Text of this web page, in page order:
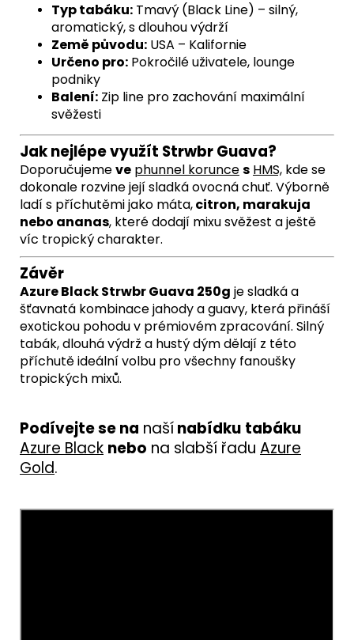
Typ tabáku: Tmavý (Black Line) – silný,
aromatický, s dlouhou výdrží
Země původu: USA – Kalifornie
Určeno pro: Pokročilé uživatele, lounge
podniky
Balení: Zip line pro zachování maximální
svěžesti
Jak nejlépe využít Strwbr Guava?
Doporučujemeve phunnel korunces HMS, kde se
dokonale rozvine její sladká ovocná chuť. Výborně
ladí s příchutěmi jako máta,citron, marakuja
nebo ananas, které dodají mixu svěžest a ještě
víc tropický charakter.
Závěr
Azure Black Strwbr Guava 250g je sladká a
šťavnatá kombinace jahody a guavy, která přináší
exotickou pohodu v prémiovém zpracování. Silný
tabák, dlouhá výdrž a hustý dým dělají z této
příchutě ideální volbu pro všechny fanoušky
tropických mixů.
Podívejte se na našínabídku tabáku
Azure Black nebo na slabší řadu Azure
Gold.